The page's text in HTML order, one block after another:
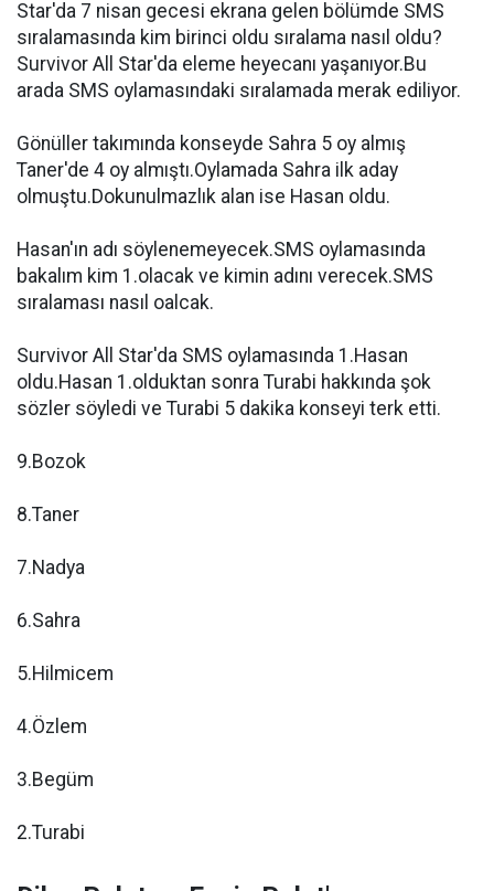
Star'da 7 nisan gecesi ekrana gelen bölümde SMS
sıralamasında kim birinci oldu sıralama nasıl oldu?
Survivor All Star'da eleme heyecanı yaşanıyor.Bu
arada SMS oylamasındaki sıralamada merak ediliyor.
Gönüller takımında konseyde Sahra 5 oy almış
Taner'de 4 oy almıştı.Oylamada Sahra ilk aday
olmuştu.Dokunulmazlık alan ise Hasan oldu.
Hasan'ın adı söylenemeyecek.SMS oylamasında
bakalım kim 1.olacak ve kimin adını verecek.SMS
sıralaması nasıl oalcak.
Survivor All Star'da SMS oylamasında 1.Hasan
oldu.Hasan 1.olduktan sonra Turabi hakkında şok
sözler söyledi ve Turabi 5 dakika konseyi terk etti.
9.Bozok
8.Taner
7.Nadya
6.Sahra
5.Hilmicem
4.Özlem
3.Begüm
2.Turabi